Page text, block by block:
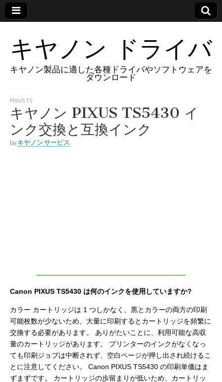
キヤノン ドライバ
キヤノン製品に適した各種ドライバやソフトウェアを
ダウンロード
PIXUS TS
キヤノン PIXUS TS5430 イ
ンク交換と互換インク
by キヤノン サービス
Canon PIXUS TS5430 は何のインクを使用していますか?
カラー カートリッジは 1 つしかなく、黒とカラーの両方の印刷
可能枚数が少ないため、大量に印刷するとカートリッジを頻繁に
交換する必要があります。 ありがたいことに、利用可能な高収
量のカートリッジがあります。 プリンターのインクがなくなっ
ても印刷ジョブは中断されず、空白ページが押し出され続けるこ
とに注意してください。 Canon PIXUS TS5430 の印刷単価はま
ずまずです。 カートリッジの歩留まりが低いため、カートリッ